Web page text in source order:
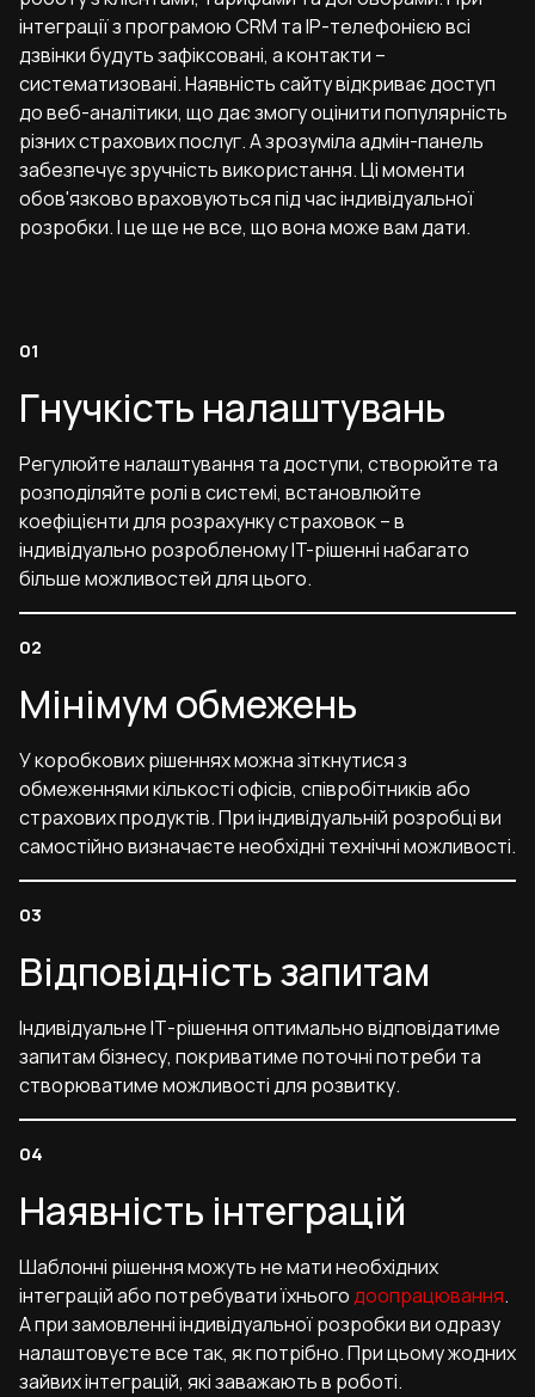
інтеграції з програмою CRM та IP-телефонією всі
дзвінки будуть зафіксовані, а контакти –
систематизовані. Наявність сайту відкриває доступ
до веб-аналітики, що дає змогу оцінити популярність
різних страхових послуг. А зрозуміла адмін-панель
забезпечує зручність використання. Ці моменти
обов'язково враховуються під час індивідуальної
розробки. І це ще не все, що вона може вам дати.
Гнучкість налаштувань
Регулюйте налаштування та доступи, створюйте та
розподіляйте ролі в системі, встановлюйте
коефіцієнти для розрахунку страховок – в
індивідуально розробленому IT-рішенні набагато
більше можливостей для цього.
Мінімум обмежень
У коробкових рішеннях можна зіткнутися з
обмеженнями кількості офісів, співробітників або
страхових продуктів. При індивідуальній розробці ви
самостійно визначаєте необхідні технічні можливості.
Відповідність запитам
Індивідуальне ІТ-рішення оптимально відповідатиме
запитам бізнесу, покриватиме поточні потреби та
створюватиме можливості для розвитку.
Наявність інтеграцій
Шаблонні рішення можуть не мати необхідних
інтеграцій або потребувати їхньогодоопрацювання.
А при замовленні індивідуальної розробки ви одразу
налаштовуєте все так, як потрібно. При цьому жодних
зайвих інтеграцій, які заважають в роботі.